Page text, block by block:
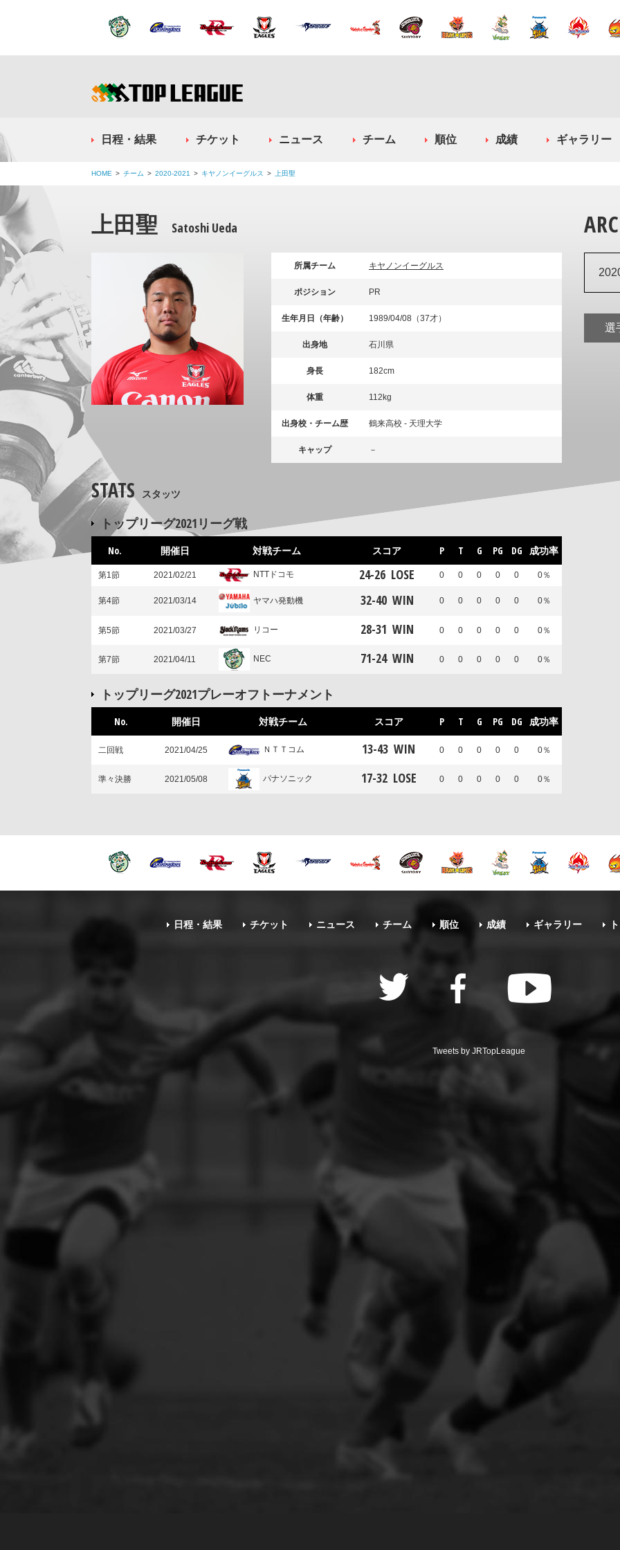
日程・結果 チケット ニュース チーム 順位 成績 ギャラリー
HOME チーム 2020-2021 キヤノンイーグルス 上田聖
上田聖 Satoshi Ueda
所属チーム キヤノンイーグルス
ポジション PR
生年月日（年齢） 1989/04/08（37才）
出身地 石川県
身長 182cm
体重 112kg
出身校・チーム歴 鶴来高校 - 天理大学
キャップ －
STATS スタッツ
トップリーグ2021リーグ戦
No. 開催日 対戦チーム スコア P T G PG DG 成功率
第1節 2021/02/21 NTTドコモ 24-26 LOSE 0 0 0 0 0 0％
第4節 2021/03/14 ヤマハ発動機 32-40 WIN 0 0 0 0 0 0％
第5節 2021/03/27 リコー 28-31 WIN 0 0 0 0 0 0％
第7節 2021/04/11 NEC 71-24 WIN 0 0 0 0 0 0％
トップリーグ2021プレーオフトーナメント
No. 開催日 対戦チーム スコア P T G PG DG 成功率
二回戦 2021/04/25 ＮＴＴコム 13-43 WIN 0 0 0 0 0 0％
準々決勝 2021/05/08 パナソニック 17-32 LOSE 0 0 0 0 0 0％
選
日程・結果 チケット ニュース チーム 順位 成績 ギャラリー
Tweets by JRTopLeague